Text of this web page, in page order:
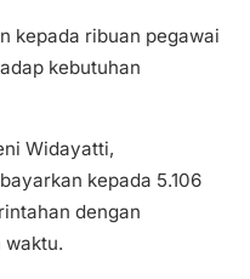
kepada ribuan pegawai
kebutuhan
Widayatti,
kepada 5.106
dengan
waktu.